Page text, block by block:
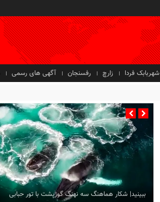
شهربابک فردا زارچ رفسنجان آگهی های رسمی
ببینید| شکار هماهنگ سه نهنگ گوژپشت با تور حبابی